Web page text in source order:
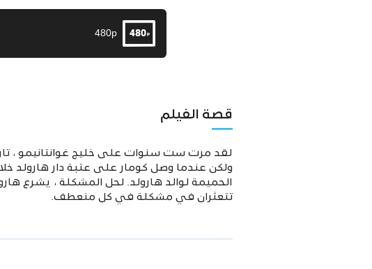
480p
قصة الفيلم
لقد مرت ست سنوات على خليج غوانتانيمو ،
ولكن عندما وصل كومار على عتبة دار هارولد
الحميمة لوالد هارولد. لحل المشكلة ، يشرع
تتعثران في مشكلة في كل منعطف.